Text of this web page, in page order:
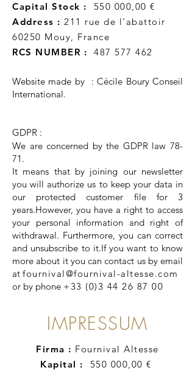
Capital Stock : 550 000,00 €
Address : 211 rue de l'abattoir
60250 Mouy, France
RCS NUMBER : 487 577 462
Website made by : Cécile Boury Conseil
International.
GDPR :
We are concerned by the GDPR law 78-
71.
It means that by joining our newsletter
you will authorize us to keep your data in
our protected customer file for 3
years.However, you have a right to access
your personal information and right of
withdrawal. Furthermore, you can correct
and unsubscribe to it.If you want to know
more about it you can contact us by email
at fournival@fournival-altesse.com
or by phone +33 (0)3 44 26 87 00
IMPRESSUM
Firma : Fournival Altesse
Kapital : 550 000,00 €